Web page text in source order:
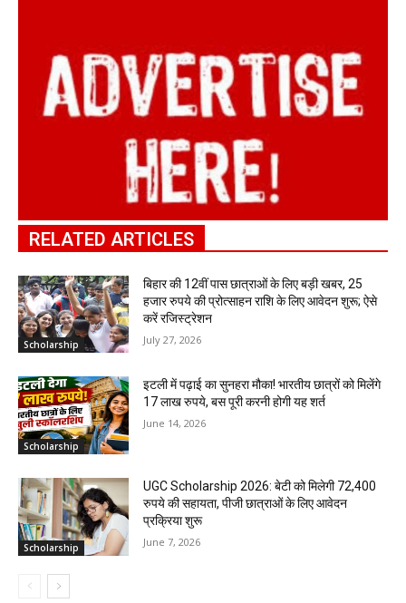
RELATED ARTICLES
Scholarship
बिहार की 12वीं पास छात्राओं के लिए बड़ी खबर, 25
हजार रुपये की प्रोत्साहन राशि के लिए आवेदन शुरू; ऐसे
करें रजिस्ट्रेशन
July 27, 2026
Scholarship
इटली में पढ़ाई का सुनहरा मौका! भारतीय छात्रों को मिलेंगे
17 लाख रुपये, बस पूरी करनी होगी यह शर्त
June 14, 2026
Scholarship
UGC Scholarship 2026: बेटी को मिलेगी 72,400
रुपये की सहायता, पीजी छात्राओं के लिए आवेदन
प्रक्रिया शुरू
June 7, 2026